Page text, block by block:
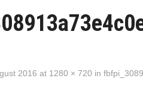
2016 at 1280 × 720 in